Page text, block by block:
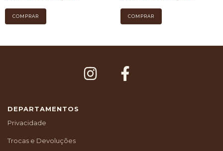
DEPARTAMENTOS
Privacidade
Trocas e Devoluções